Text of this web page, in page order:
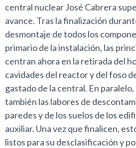
central nuclear José Cabrera
avance. Tras la finalización
desmontaje de todos los
primario de la instalación, las
centran ahora en la retirada del
cavidades del reactor y del foso
gastado de la central. En
también las labores de
paredes y de los suelos de los
auxiliar. Una vez que finalicen,
listos para su desclasificación y